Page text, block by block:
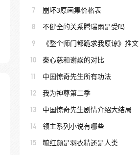
7 崩坏3原画集价格表
8 不健全的关系腾瑞雨是受吗
9 《整个师门都跪求我原谅》推文
10 秦心慈和谢焱的对比
11 中国惊奇先生所有功法
12 我为神尊第二季
13 中国惊奇先生剧情介绍大结局
14 领主系列小说有哪些
15 毓红颜是羽衣精还是人类